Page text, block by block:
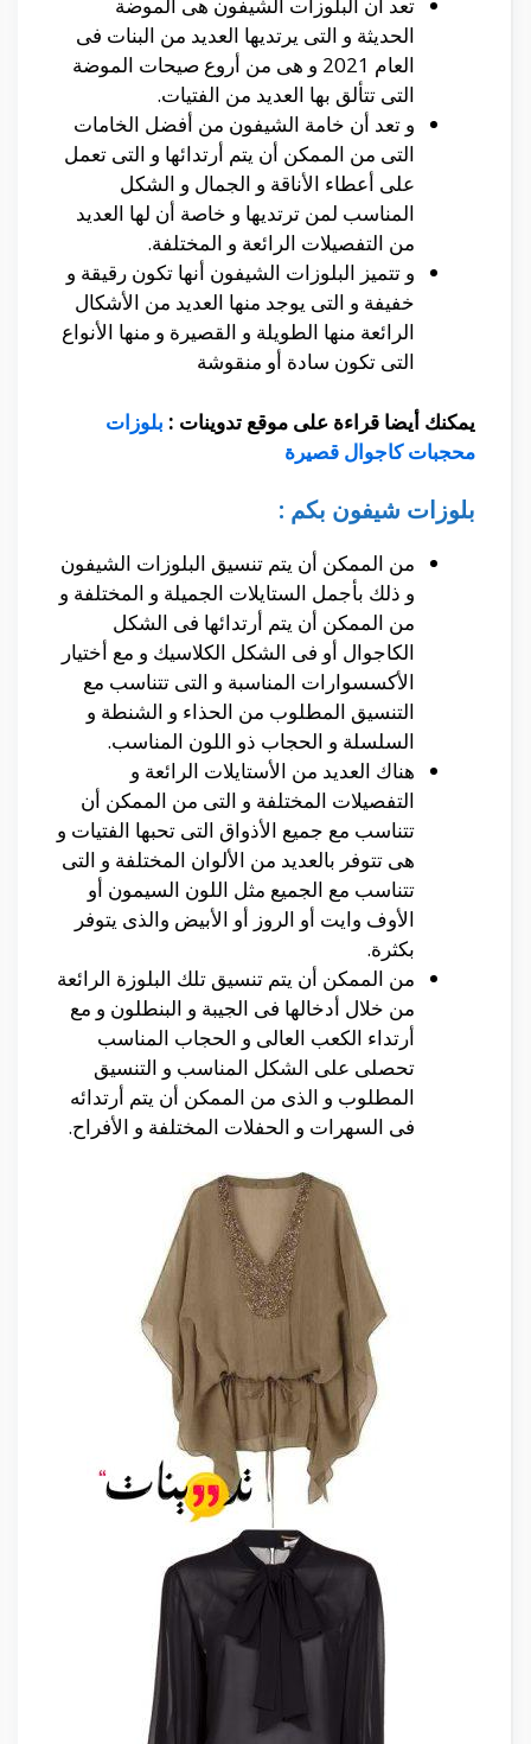
الحديثة و التى يرتديها العديد من البنات فى
العام 2021 و هى من أروع صيحات الموضة
التى تتألق بها العديد من الفتيات.
و تعد أن خامة الشيفون من أفضل الخامات
التى من الممكن أن يتم أرتدائها و التى تعمل
على أعطاء الأناقة و الجمال و الشكل
المناسب لمن ترتديها و خاصة أن لها العديد
من التفصيلات الرائعة و المختلفة.
و تتميز البلوزات الشيفون أنها تكون رقيقة و
خفيفة و التى يوجد منها العديد من الأشكال
الرائعة منها الطويلة و القصيرة و منها الأنواع
التى تكون سادة أو منقوشة
يمكنك أيضا قراءة على موقع تدوينات : بلوزات
محجبات كاجوال قصيرة
بلوزات شيفون بكم :
من الممكن أن يتم تنسيق البلوزات الشيفون
و ذلك بأجمل الستايلات الجميلة و المختلفة و
من الممكن أن يتم أرتدائها فى الشكل
الكاجوال أو فى الشكل الكلاسيك و مع أختيار
الأكسسوارات المناسبة و التى تتناسب مع
التنسيق المطلوب من الحذاء و الشنطة و
السلسلة و الحجاب ذو اللون المناسب.
هناك العديد من الأستايلات الرائعة و
التفصيلات المختلفة و التى من الممكن أن
تتناسب مع جميع الأذواق التى تحبها الفتيات و
هى تتوفر بالعديد من الألوان المختلفة و التى
تتناسب مع الجميع مثل اللون السيمون أو
الأوف وايت أو الروز أو الأبيض والذى يتوفر
بكثرة.
من الممكن أن يتم تنسيق تلك البلوزة الرائعة
من خلال أدخالها فى الجيبة و البنطلون و مع
أرتداء الكعب العالى و الحجاب المناسب
تحصلى على الشكل المناسب و التنسيق
المطلوب و الذى من الممكن أن يتم أرتدائه
فى السهرات و الحفلات المختلفة و الأفراح.